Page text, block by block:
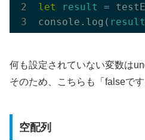
let
result =
console.log( result
何も設定されていない変数は
そのため、こちらも「falseで
空配列